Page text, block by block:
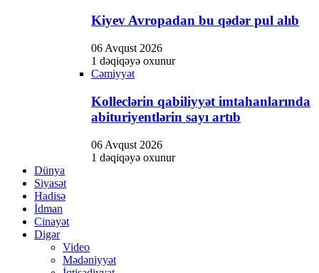
panel
Panel
panel
panel
Panel
Kiyev Avropadan bu qədər pul alıb
06 Avqust 2026
1 dəqiqəyə oxunur
Cəmiyyət
Kolleclərin qabiliyyət imtahanlarında
abituriyentlərin sayı artıb
06 Avqust 2026
1 dəqiqəyə oxunur
Dünya
Siyasət
Hadisə
İdman
Cinayət
Digər
Video
Mədəniyyət